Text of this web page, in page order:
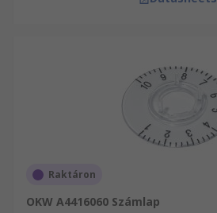
Raktáron
OKW A4416060 Számlap